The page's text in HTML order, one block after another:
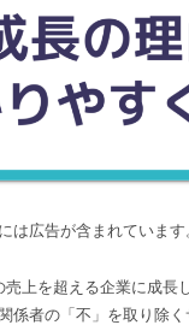
は広告が含まれています
売上を超える企業に成長
係者の「不」を取り除